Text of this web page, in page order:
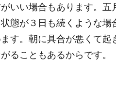
いい場合もあります。五
態が３日も続くような場
す。朝に具合が悪くて起
ることもあるからです。